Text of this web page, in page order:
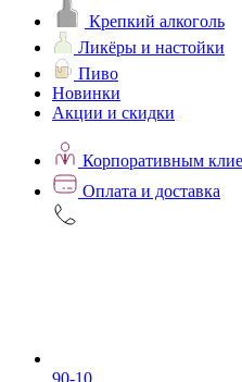
Крепкий алкоголь
Ликёры и настойки
Пиво
Новинки
Акции и скидки
Корпоративным
Оплата и доставка
90-10